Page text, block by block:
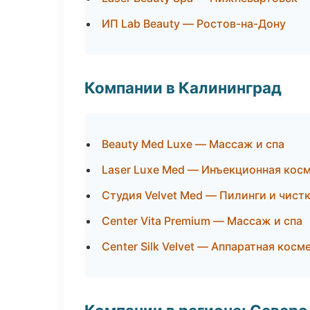
ИП Lab Beauty — Ростов-на-Дону
Компании в Калининград
Beauty Med Luxe — Массаж и спа
Laser Luxe Med — Инъекционная
Студия Velvet Med — Пилинги и
Center Vita Premium — Массаж и спа
Center Silk Velvet — Аппаратная